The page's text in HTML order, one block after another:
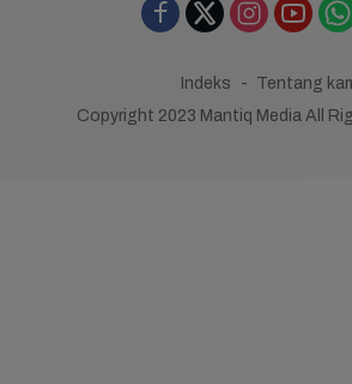
Indeks
Tentang
Copyright 2023 Mantiq Media All